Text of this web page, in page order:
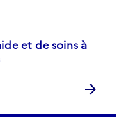
et de soins à